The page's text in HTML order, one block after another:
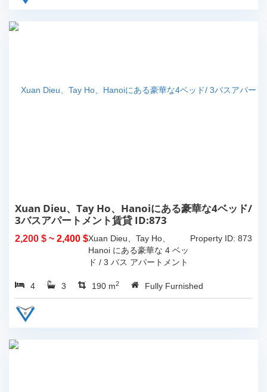
Xuan Dieu、Tay Ho、Hanoiにある豪華な4ベッド/
3バスアパートメント賃貸 ID:873
2,200 $ ~ 2,400 $ Property ID: 873
Xuan Dieu、Tay Ho、
Hanoi にある豪華な 4 ベッ
ド / 3 バス アパートメント
4
3 190 m2 Fully Furnished